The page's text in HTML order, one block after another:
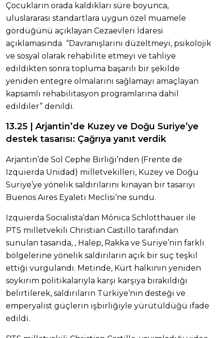
Çocukların orada kaldıkları süre boyunca,
uluslararası standartlara uygun özel muamele
gördüğünü açıklayan Cezaevleri İdaresi
açıklamasında “Davranışlarını düzeltmeyi, psikolojik
ve sosyal olarak rehabilite etmeyi ve tahliye
edildikten sonra topluma başarılı bir şekilde
yeniden entegre olmalarını sağlamayı amaçlayan
kapsamlı rehabilitasyon programlarına dahil
edildiler” denildi.
13.25 | Arjantin’de Kuzey ve Doğu Suriye’ye
destek tasarısı: Çağrıya yanıt verdik
Arjantin’de Sol Cephe Birliği’nden (Frente de
Izquierda Unidad) milletvekilleri, Kuzey ve Doğu
Suriye’ye yönelik saldırılarını kınayan bir tasarıyı
Buenos Aires Eyaleti Meclisi’ne sundu.
Izquierda Socialista’dan Mónica Schlotthauer ile
PTS milletvekili Christian Castillo tarafından
sunulan tasarıda, , Halep, Rakka ve Suriye’nin farklı
bölgelerine yönelik saldırıların açık bir suç teşkil
ettiği vurgulandı. Metinde, Kürt halkının yeniden
soykırım politikalarıyla karşı karşıya bırakıldığı
belirtilerek, saldırıların Türkiye’nin desteği ve
emperyalist güçlerin işbirliğiyle yürütüldüğü ifade
edildi.